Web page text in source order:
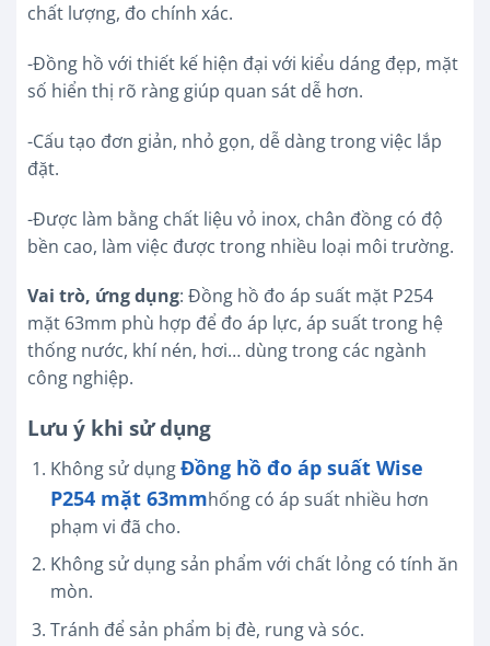
chất lượng, đo chính xác.
-Đồng hồ với thiết kế hiện đại với kiểu dáng đẹp, mặt
số hiển thị rõ ràng giúp quan sát dễ hơn.
-Cấu tạo đơn giản, nhỏ gọn, dễ dàng trong việc lắp
đặt.
-Được làm bằng chất liệu vỏ inox, chân đồng có độ
bền cao, làm việc được trong nhiều loại môi trường.
Vai trò, ứng dụng: Đồng hồ đo áp suất mặt P254
mặt 63mm phù hợp để đo áp lực, áp suất trong hệ
thống nước, khí nén, hơi… dùng trong các ngành
công nghiệp.
Lưu ý khi sử dụng
Không sử dụngĐồng hồ đo áp suất Wise
P254 mặt 63mmhống có áp suất nhiều hơn
phạm vi đã cho.
Không sử dụng sản phẩm với chất lỏng có tính ăn
mòn.
Tránh để sản phẩm bị đè, rung và sóc.